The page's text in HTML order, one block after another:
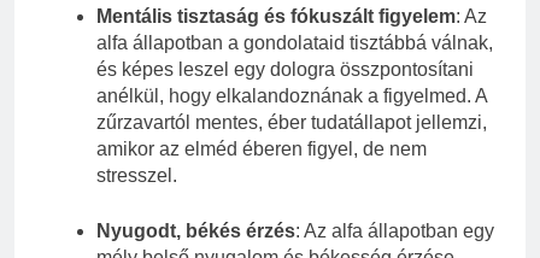
Mentális tisztaság és fókuszált figyelem: Az
alfa állapotban a gondolataid tisztábbá válnak,
és képes leszel egy dologra összpontosítani
anélkül, hogy elkalandoznának a figyelmed. A
zűrzavartól mentes, éber tudatállapot jellemzi,
amikor az elméd éberen figyel, de nem
stresszel.
Nyugodt, békés érzés: Az alfa állapotban egy